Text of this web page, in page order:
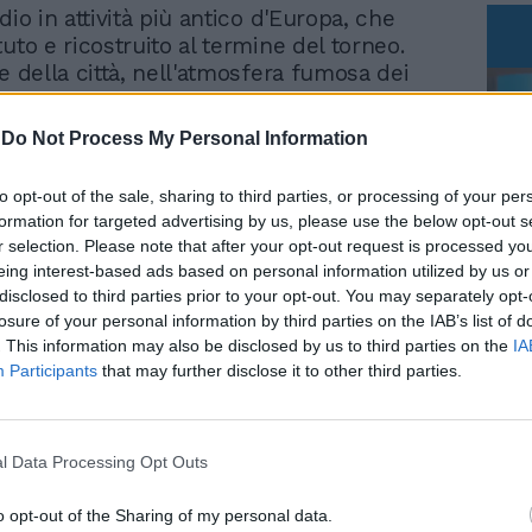
Do Not Process My Personal Information
opt-out of the sale, sharing to third parties, or processing of your
for targeted advertising by us, please use the below opt-out
selection. Please note that after your opt-out request is processed
interest-based ads based on personal information utilized by us
to third parties prior to your opt-out. You may separately
of your personal information by third parties on the IAB’s list of
This information may also be disclosed by us to third parties on the
Participants that may further disclose it to other third parties.
Data Processing Opt Outs
opt-out of the Sharing of my personal data.
in attività più antico d'Europa, che
e ricostruito al termine del torneo.
della città, nell'atmosfera fumosa dei
festa del rugby e del torneo più antico
Il Sei Nazioni non si esaurisce negli 80' di
la sua storia prima, durante e dopo
nella pacifica invasione di campo
che corrono attorno ai giocatori nella
ricevere una maglia o semplicemente
dai campioni preferiti. Vive nell'orgoglio
i colori della tua nazione, nella
con cui cantare l'inno nazionale a
riscaldando i corpi e le anime negli
per la squadra di rugby, l'unica
sportiva capace di superare le
maglie giocatori dell'Eire e dell'Ulster.
Rudy Giuliani a Come States?
Trump, Meloni e la strategia